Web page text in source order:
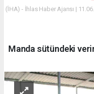
(İHA) - İhlas Haber Ajansı |
Manda sütündeki